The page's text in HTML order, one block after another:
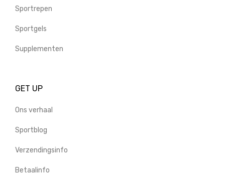
Sportrepen
Sportgels
Supplementen
GET UP
Ons verhaal
Sportblog
Verzendingsinfo
Betaalinfo